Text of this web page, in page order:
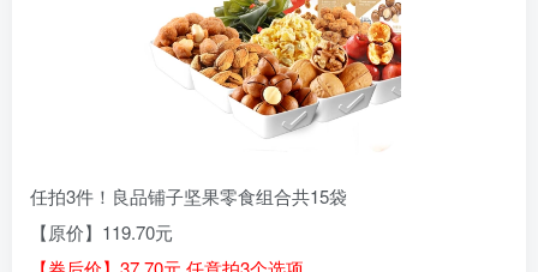
任拍3件！良品铺子坚果零食组合共15袋
【原价】119.70元